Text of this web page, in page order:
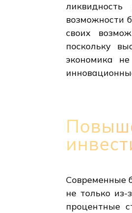
возможности
своих
поскольку
экономика
Современные
не только из-
процентные